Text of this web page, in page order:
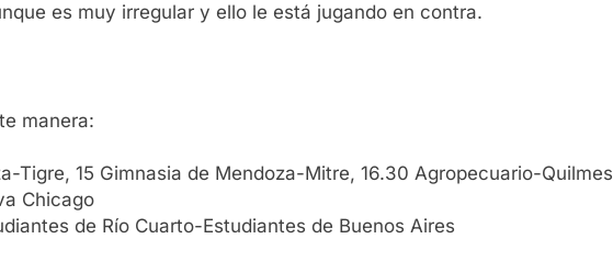
es muy irregular y ello le está jugando en contra.
manera:
Tigre, 15 Gimnasia de Mendoza-Mitre, 16.30 Agropecuario-Quilmes
Chicago
de Río Cuarto-Estudiantes de Buenos Aires